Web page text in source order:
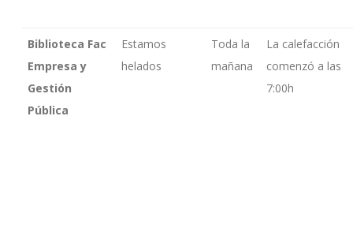
Biblioteca Fac
Empresa y
Gestión
Pública
Estamos
helados
Toda la
mañana
La calefacción
comenzó a las
7:00h